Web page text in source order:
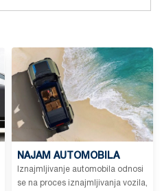
NAJAM AUTOMOBILA
Iznajmljivanje automobila odnosi
se na proces iznajmljivanja vozila,